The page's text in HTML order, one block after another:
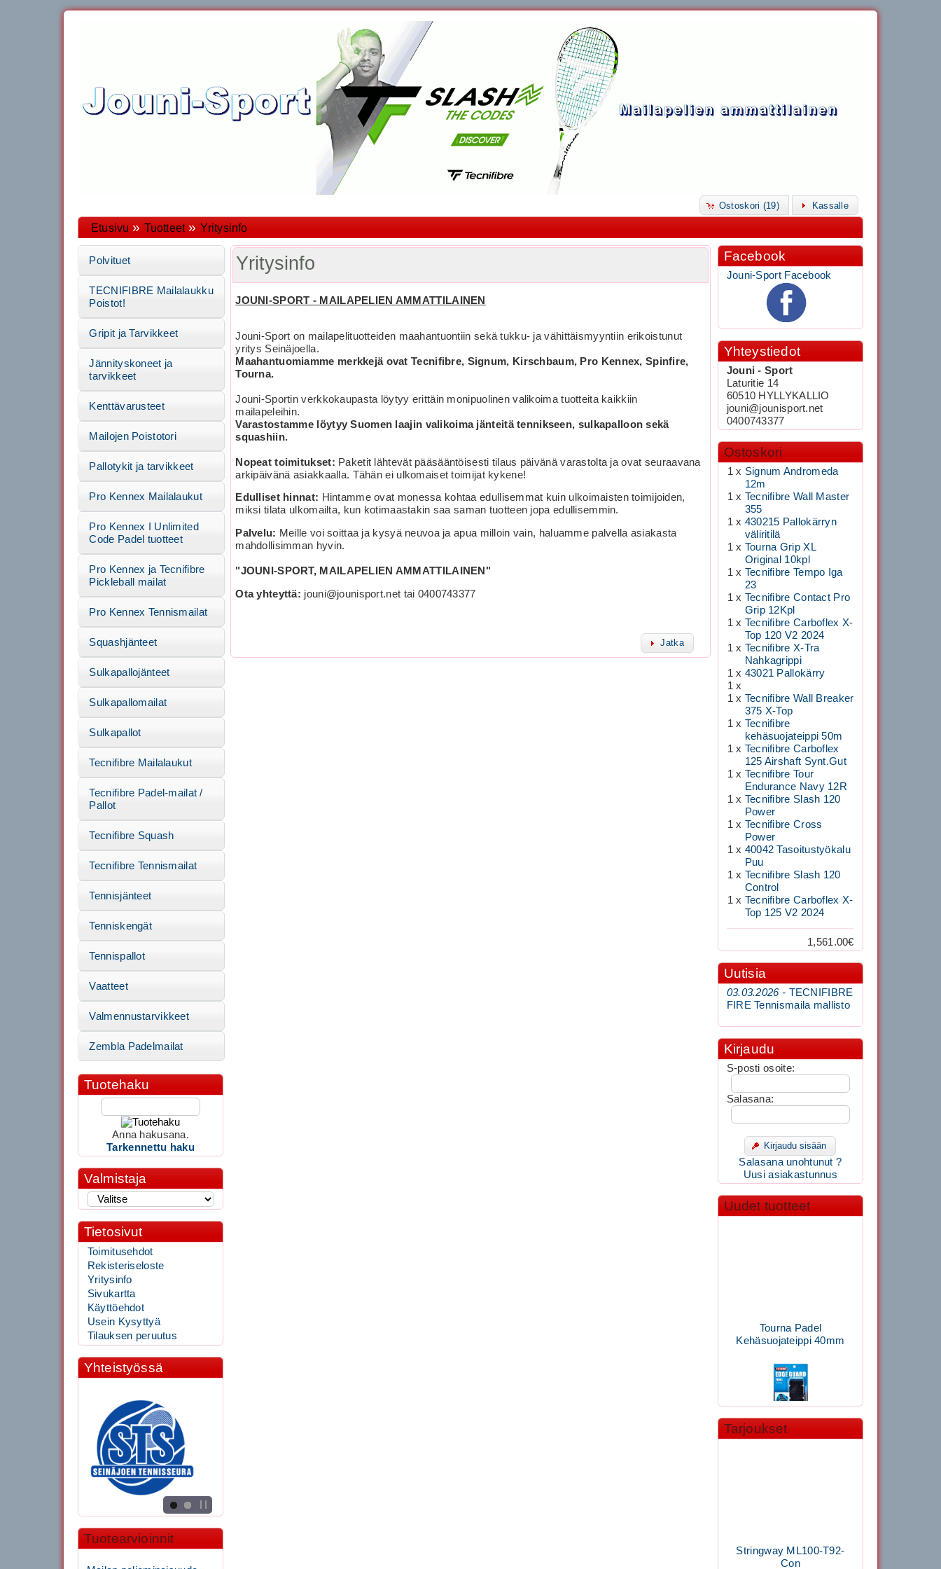
Ostoskori (19) Kassalle
Etusivu » Tuotteet» Yritysinfo
Yritysinfo
JOUNI-SPORT - MAILAPELIEN AMMATTILAINEN
Jouni-Sport on mailapelituotteiden maahantuontiin sekä tukku- ja vähittäismyyntiin erikoistunut
yritys Seinäjoella.
Maahantuomiamme merkkejä ovat Tecnifibre, Signum, Kirschbaum, Pro Kennex, Spinfire,
Tourna.
Jouni-Sportin verkkokaupasta löytyy erittäin monipuolinen valikoima tuotteita kaikkiin
mailapeleihin.
Varastostamme löytyy Suomen laajin valikoima jänteitä tennikseen, sulkapalloon sekä
squashiin.
Nopeat toimitukset: Paketit lähtevät pääsääntöisesti tilaus päivänä varastolta ja ovat seuraavana
arkipäivänä asiakkaalla. Tähän ei ulkomaiset toimijat kykene!
Edulliset hinnat: Hintamme ovat monessa kohtaa edullisemmat kuin ulkoimaisten toimijoiden,
miksi tilata ulkomailta, kun kotimaastakin saa saman tuotteen jopa edullisemmin.
Palvelu: Meille voi soittaa ja kysyä neuvoa ja apua milloin vain, haluamme palvella asiakasta
mahdollisimman hyvin.
"JOUNI-SPORT, MAILAPELIEN AMMATTILAINEN"
Ota yhteyttä: jouni@jounisport.net tai 0400743377
Jatka
Polvituet
TECNIFIBRE Mailalaukku
Poistot!
Gripit ja Tarvikkeet
Jännityskoneet ja
tarvikkeet
Kenttävarusteet
Mailojen Poistotori
Pallotykit ja tarvikkeet
Pro Kennex Mailalaukut
Pro Kennex I Unlimited
Code Padel tuotteet
Pro Kennex ja Tecnifibre
Pickleball mailat
Pro Kennex Tennismailat
Squashjänteet
Sulkapallojänteet
Sulkapallomailat
Sulkapallot
Tecnifibre Mailalaukut
Tecnifibre Padel-mailat /
Pallot
Tecnifibre Squash
Tecnifibre Tennismailat
Tennisjänteet
Tenniskengät
Tennispallot
Vaatteet
Valmennustarvikkeet
Zembla Padelmailat
Tuotehaku
Anna hakusana.
Tarkennettu haku
Valmistaja
Tietosivut
Toimitusehdot
Rekisteriseloste
Yritysinfo
Sivukartta
Käyttöehdot
Usein Kysyttyä
Tilauksen peruutus
Yhteistyössä
Tuotearvioinnit
Facebook
Jouni-Sport Facebook
Yhteystiedot
Jouni - Sport
Laturitie 14
60510 HYLLYKALLIO
jouni@jounisport.net
0400743377
Ostoskori
1 x Signum Andromeda
12m
1 x Tecnifibre Wall Master
355
1 x 430215 Pallokärryn
väliritilä
1 x Tourna Grip XL
Original 10kpl
1 x Tecnifibre Tempo Iga
23
1 x Tecnifibre Contact Pro
Grip 12Kpl
1 x Tecnifibre Carboflex X-
Top 120 V2 2024
1 x Tecnifibre X-Tra
Nahkagrippi
1 x 43021 Pallokärry
1 x
1 x Tecnifibre Wall Breaker
375 X-Top
1 x Tecnifibre
kehäsuojateippi 50m
1 x Tecnifibre Carboflex
125 Airshaft Synt.Gut
1 x Tecnifibre Tour
Endurance Navy 12R
1 x Tecnifibre Slash 120
Power
1 x Tecnifibre Cross
Power
1 x 40042 Tasoitustyökalu
Puu
1 x Tecnifibre Slash 120
Control
1 x Tecnifibre Carboflex X-
Top 125 V2 2024
1,561.00€
Uutisia
03.03.2026 - TECNIFIBRE
FIRE Tennismaila mallisto
Kirjaudu
S-posti osoite:
Salasana:
Kirjaudu sisään
Salasana unohtunut ?
Uusi asiakastunnus
Uudet tuotteet
Kehäsuojateippi 40mm
Tarjoukset
Con